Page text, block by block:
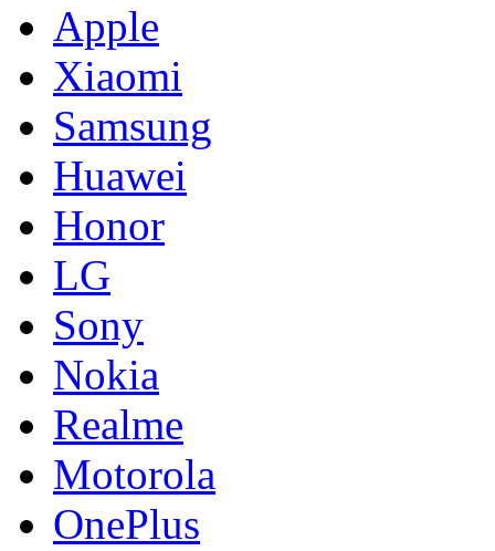
Apple
Xiaomi
Samsung
Huawei
Honor
LG
Sony
Nokia
Realme
Motorola
OnePlus